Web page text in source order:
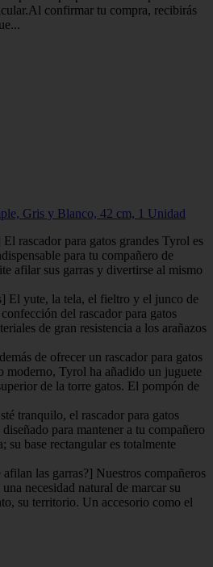
confirmar tu compra, recibirás
Gris y Blanco, 42 cm, 1 Unidad
El rascador para gatos grandes Tyrol es
para tu compañero de
afilar sus garras y divertirse al mismo
El yute, la tela, el fieltro y el junco de
del rascador para gatos
de gran resistencia a los arañazos
de ofrecer un rascador para gatos
moderno, Tyrol ha añadido un juguete
de la torre gatos. El pompón de
tranquilo, el rascador para gatos
para mantener a tu compañero
su base rectangular es totalmente
afilan las garras?] Nuestros compañeros
necesidad natural de marcar su
su territorio. Un accesorio como el